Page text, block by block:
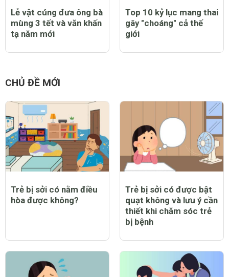
Lễ vật cúng đưa ông bà
mùng 3 tết và văn khấn
tạ năm mới
Top 10 kỷ lục mang thai
gây "choáng" cả thế
giới
CHỦ ĐỀ MỚI
Trẻ bị sởi có nằm điều
hòa được không?
Trẻ bị sởi có được bật
quạt không và lưu ý cần
thiết khi chăm sóc trẻ
bị bệnh